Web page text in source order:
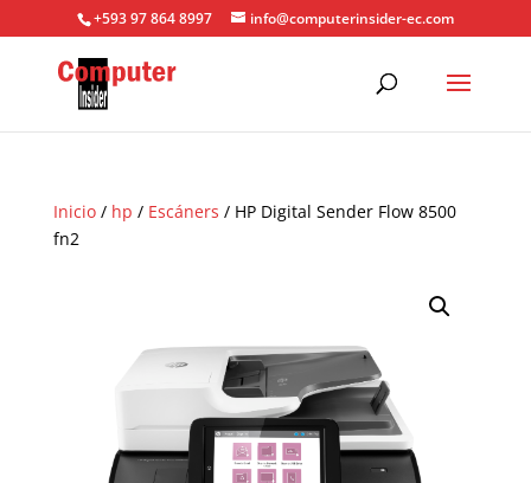
+593 97 864 8997 info@computerinsider-ec.com
Inicio/ hp / Escáners / HP Digital Sender Flow 8500
fn2